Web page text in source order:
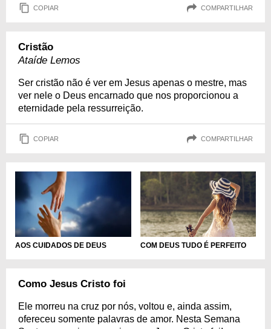
COPIAR COMPARTILHAR
Cristão
Ataíde Lemos
Ser cristão não é ver em Jesus apenas o mestre, mas
ver nele o Deus encarnado que nos proporcionou a
eternidade pela ressurreição.
COPIAR COMPARTILHAR
AOS CUIDADOS DE DEUS COM DEUS TUDO É PERFEITO
Como Jesus Cristo foi
Ele morreu na cruz por nós, voltou e, ainda assim,
ofereceu somente palavras de amor. Nesta Semana